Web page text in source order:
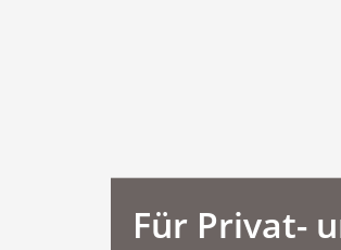
Für Privat-